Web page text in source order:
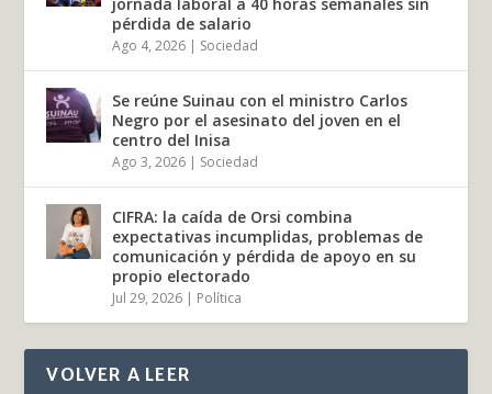
pérdida de salario
Ago 4, 2026 | Sociedad
Se reúne Suinau con el ministro Carlos
Negro por el asesinato del joven en el
centro del Inisa
Ago 3, 2026 | Sociedad
CIFRA: la caída de Orsi combina
expectativas incumplidas, problemas de
comunicación y pérdida de apoyo en su
propio electorado
Jul 29, 2026 | Política
VOLVER A LEER